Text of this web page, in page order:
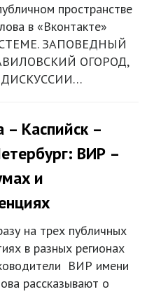
пространстве
в «Вконтакте»
ЗАПОВЕДНЫЙ
ОГОРОД,
– Каспийск –
ВИР –
и
на трех публичных
в разных регионах
ВИР имени
рассказывают о